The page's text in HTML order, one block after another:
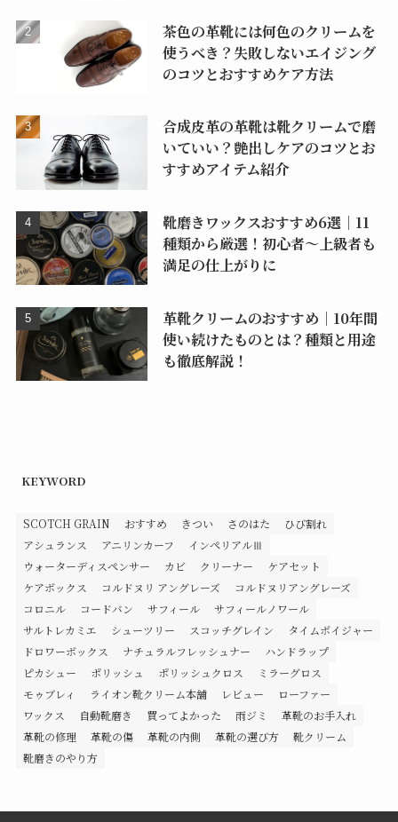
茶色の革靴には何色のクリームを
使うべき？失敗しないエイジング
のコツとおすすめケア方法
合成皮革の革靴は靴クリームで磨
いていい？艶出しケアのコツとお
すすめアイテム紹介
靴磨きワックスおすすめ6選｜11
種類から厳選！初心者〜上級者も
満足の仕上がりに
革靴クリームのおすすめ｜10年間
使い続けたものとは？種類と用途
も徹底解説！
KEYWORD
SCOTCH GRAIN おすすめ きつい さのはた
ひび割れ
アシュランス
アニリンカーフ
インペリアルⅢ
ウォーターディスペンサー
カビ クリーナー
ケアセット
ケアボックス
コルドヌリ アングレーズ
コルドヌリアングレーズ
コロニル
コードバン サフィール
サフィールノワール
サルトレカミエ
シューツリー スコッチグレイン
タイムボイジャー
ドロワーボックス
ナチュラルフレッシュナー
ハンドラップ
ピカシュー
ポリッシュ ポリッシュクロス
ミラーグロス
モゥブレィ
ライオン靴クリーム本舗 レビュー
ローファー
ワックス
自動靴磨き 買ってよかった 雨ジミ
革靴のお手入れ
革靴の修理
革靴の傷 革靴の内側 革靴の選び方
靴クリーム
靴磨きのやり方